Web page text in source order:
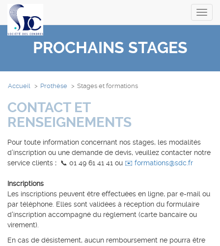
PROCHAINS STAGES
Accueil Prothèse Stages et formations
CONTACT ET
RENSEIGNEMENTS
Pour toute information concernant nos stages, les modalités
d’inscription ou une demande de devis, veuillez contacter notre
service clients : 📞 01 49 61 41 41 ou ✉️ formations@sdc.fr
Inscriptions
Les inscriptions peuvent être effectuées en ligne, par e-mail ou
par téléphone. Elles sont validées à réception du formulaire
d'inscription accompagné du règlement (carte bancaire ou
virement).
En cas de désistement, aucun remboursement ne pourra être